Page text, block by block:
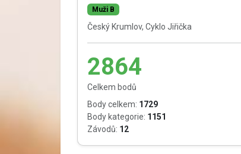
Muži B
Český Krumlov, Cyklo Jiřička
2864
Celkem bodů
Body celkem: 1729
Body kategorie: 1151
Závodů: 12